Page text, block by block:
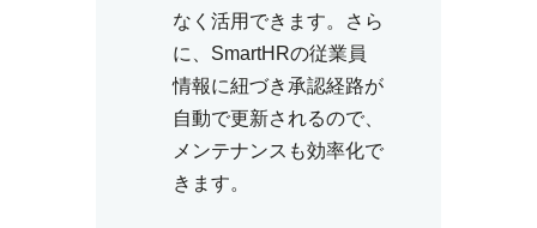
なく活用できます。さら
に、SmartHRの従業員
情報に紐づき承認経路が
自動で更新されるので、
メンテナンスも効率化で
きます。